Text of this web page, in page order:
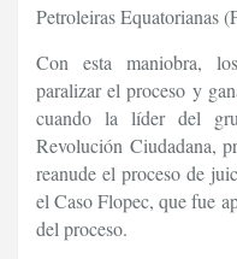
Petroleiras Equatorianas
Con esta maniobra,
paralizar el proceso y
cuando la líder del
Revolución Ciudadana,
reanude el proceso de
el Caso Flopec, que fue
del proceso.